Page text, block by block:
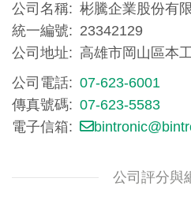
公司名稱
彬騰企業股份有
統一編號
23342129
公司地址
高雄市岡山區本
公司電話
07-623-6001
傳真號碼
07-623-5583
電子信箱
公司評分與